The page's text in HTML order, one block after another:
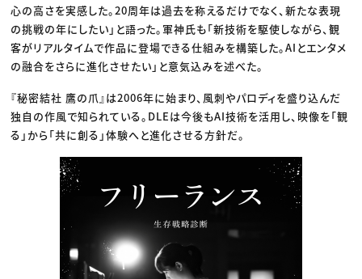
心の高さを実感した。20周年は過去を称えるだけでなく、新たな表現
の挑戦の年にしたい」と語った。軍神氏も「新技術を駆使しながら、観
客がリアルタイムで作品に登場できる仕組みを構築した。AIとエンタメ
の融合をさらに進化させたい」と意気込みを述べた。
『秘密結社 鷹の爪』は2006年に始まり、風刺やパロディを盛り込んだ
独自の作風で知られている。DLEは今後もAI技術を活用し、映像を「観
る」から「共に創る」体験へと進化させる方針だ。